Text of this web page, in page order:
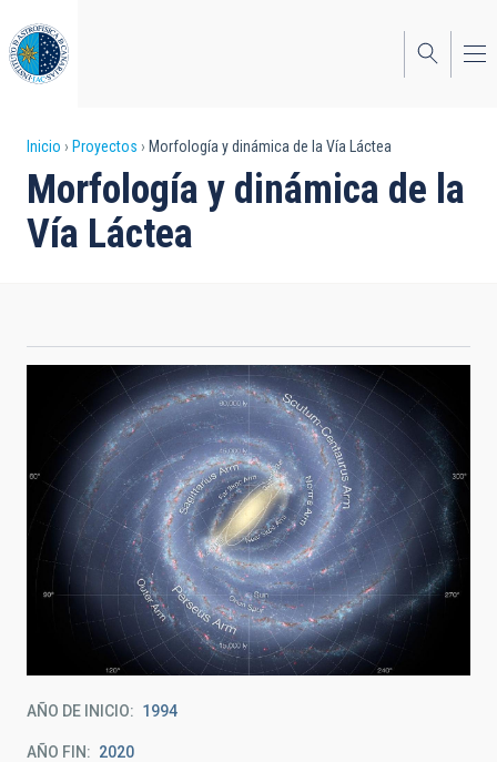
al
contenido
principal
Sobrescribir
enlaces
de
la
navegación
Inicio Proyectos Morfología y dinámica de la Vía Láctea
Morfología y dinámica de la
Vía Láctea
AÑO DE INICIO 1994
AÑO FIN 2020